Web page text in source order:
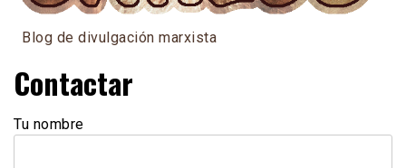
Blog de divulgación marxista
Contactar
Tu nombre